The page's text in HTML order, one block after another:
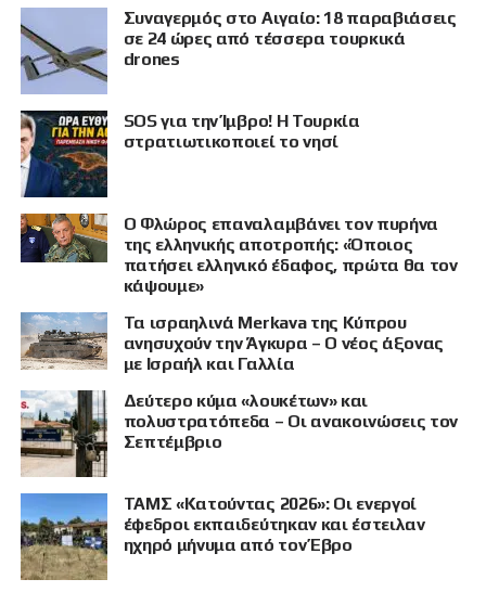
Συναγερμός στο Αιγαίο: 18 παραβιάσεις
σε 24 ώρες από τέσσερα τουρκικά
drones
SOS για την Ίμβρο! Η Τουρκία
στρατιωτικοποιεί το νησί
Ο Φλώρος επαναλαμβάνει τον πυρήνα
της ελληνικής αποτροπής: «Όποιος
πατήσει ελληνικό έδαφος, πρώτα θα τον
κάψουμε»
Τα ισραηλινά Merkava της Κύπρου
ανησυχούν την Άγκυρα – Ο νέος άξονας
με Ισραήλ και Γαλλία
Δεύτερο κύμα «λουκέτων» και
πολυστρατόπεδα – Οι ανακοινώσεις τον
Σεπτέμβριο
ΤΑΜΣ «Κατούντας 2026»: Οι ενεργοί
έφεδροι εκπαιδεύτηκαν και έστειλαν
ηχηρό μήνυμα από τον Έβρο